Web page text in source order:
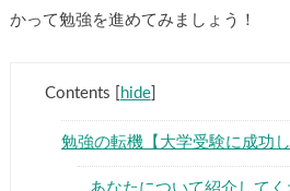
かって勉強を進めてみましょう！
Contents hide]
勉強の転機【大学受験に成功